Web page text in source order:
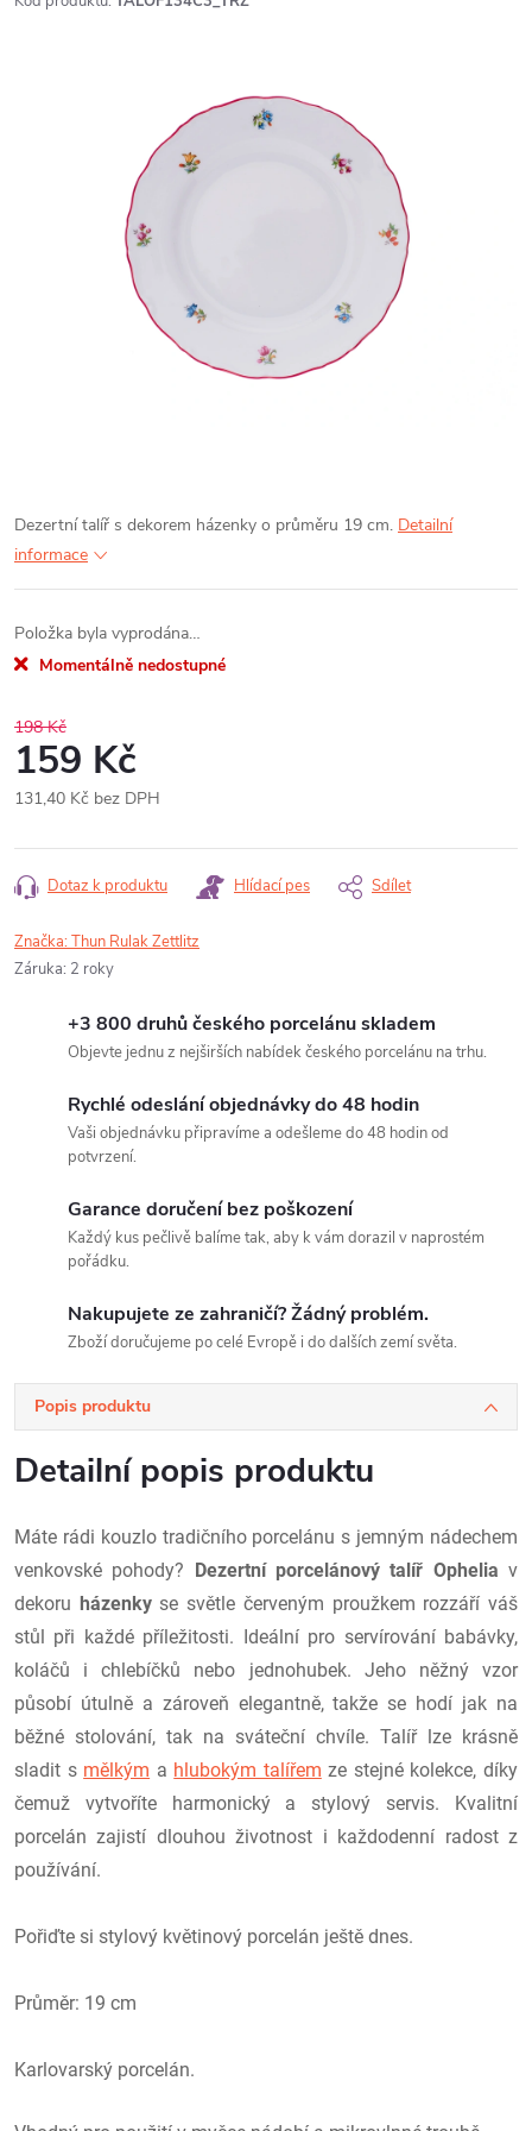
Dezertní talíř s dekorem házenky o průměru 19 cm. Detailní
informace
Položka byla vyprodána…
Momentálně nedostupné
198 Kč
159 Kč
131,40 Kč bez DPH
cena:
Dotaz k produktu Hlídací pes Sdílet
Značka:Thun Rulak Zettlitz
Záruka: 2 roky
+3 800 druhů českého porcelánu skladem
Objevte jednu z nejširších nabídek českého porcelánu na trhu.
Rychlé odeslání objednávky do 48 hodin
Vaši objednávku připravíme a odešleme do 48 hodin od
potvrzení.
Garance doručení bez poškození
Každý kus pečlivě balíme tak, aby k vám dorazil v naprostém
pořádku.
Nakupujete ze zahraničí? Žádný problém.
Zboží doručujeme po celé Evropě i do dalších zemí světa.
Popis produktu
Detailní popis produktu
Máte rádi kouzlo tradičního porcelánu s jemným nádechem
venkovské pohody? Dezertní porcelánový talíř Ophelia v
dekoru házenkyse světle červeným proužkem rozzáří váš
stůl při každé příležitosti. Ideální pro servírování babávky,
koláčů i chlebíčků nebo jednohubek. Jeho něžný vzor
působí útulně a zároveň elegantně, takže se hodí jak na
běžné stolování, tak na sváteční chvíle. Talíř lze krásně
sladit s mělkým a hlubokým talířem ze stejné kolekce, díky
čemuž vytvoříte harmonický a stylový servis. Kvalitní
porcelán zajistí dlouhou životnost i každodenní radost z
používání.
Pořiďte si stylový květinový porcelán ještě dnes.
Průměr: 19 cm
Karlovarský porcelán.